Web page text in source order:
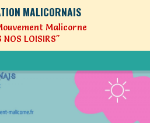
MALICORNAIS
Malicorne
NOS LOISIRS"